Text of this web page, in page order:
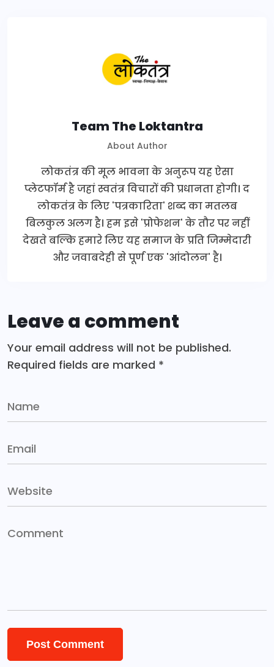
Team The Loktantra
About Author
लोकतंत्र की मूल भावना के अनुरूप यह ऐसा
प्लेटफॉर्म है जहां स्वतंत्र विचारों की प्रधानता होगी। द
लोकतंत्र के लिए 'पत्रकारिता' शब्द का मतलब
बिलकुल अलग है। हम इसे 'प्रोफेशन' के तौर पर नहीं
देखते बल्कि हमारे लिए यह समाज के प्रति जिम्मेदारी
और जवाबदेही से पूर्ण एक 'आंदोलन' है।
Leave a comment
Your email address will not be published.
Required fields are marked *